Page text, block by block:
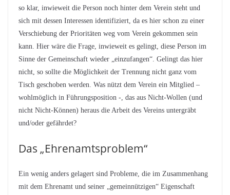
so klar, inwieweit die Person noch hinter dem Verein steht und
sich mit dessen Interessen identifiziert, da es hier schon zu einer
Verschiebung der Prioritäten weg vom Verein gekommen sein
kann. Hier wäre die Frage, inwieweit es gelingt, diese Person im
Sinne der Gemeinschaft wieder „einzufangen“. Gelingt das hier
nicht, so sollte die Möglichkeit der Trennung nicht ganz vom
Tisch geschoben werden. Was nützt dem Verein ein Mitglied –
wohlmöglich in Führungsposition -, das aus Nicht-Wollen (und
nicht Nicht-Können) heraus die Arbeit des Vereins untergräbt
und/oder gefährdet?
Das „Ehrenamtsproblem“
Ein wenig anders gelagert sind Probleme, die im Zusammenhang
mit dem Ehrenamt und seiner „gemeinnützigen“ Eigenschaft